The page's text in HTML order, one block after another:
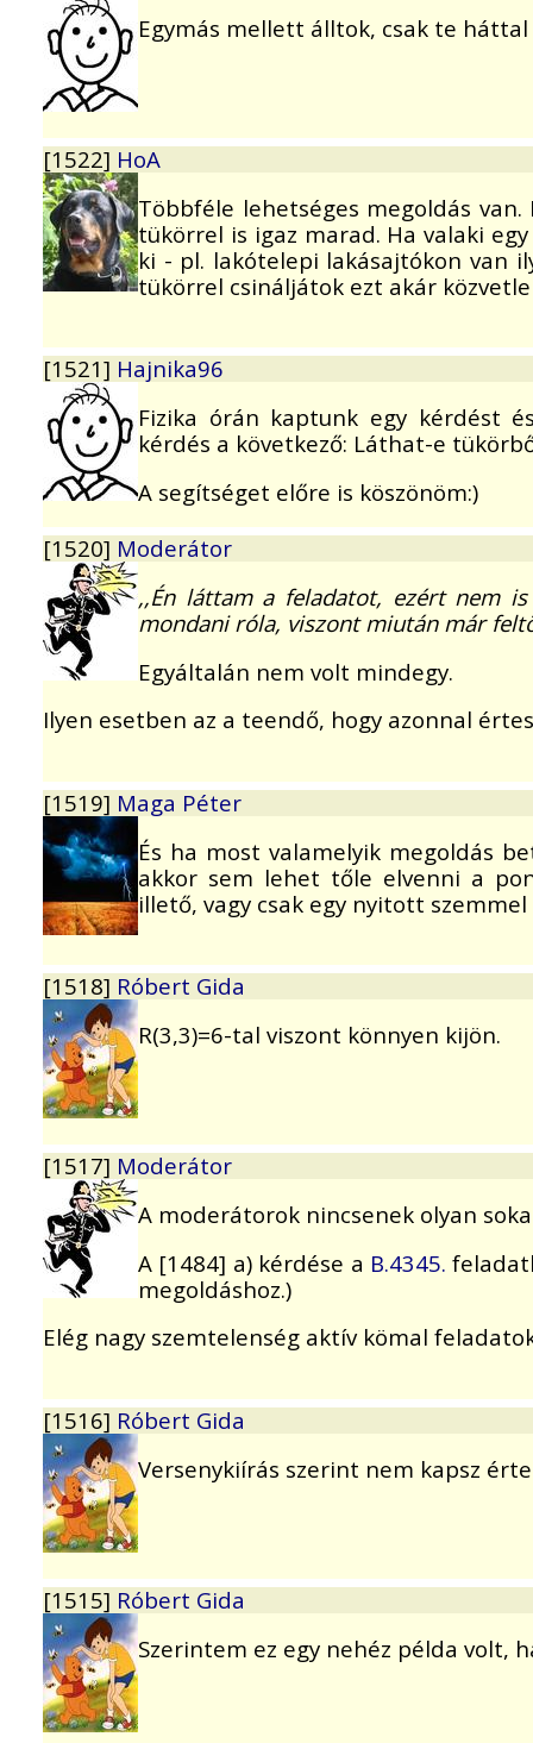
Egymás mellett álltok, csak te
[1522] HoA
Többféle lehetséges megoldás
tükörrel is igaz marad. Ha valaki
ki - pl. lakótelepi lakásajtókon van
tükörrel csináljátok ezt akár
[1521] Hajnika96
Fizika órán kaptunk egy kérdést
kérdés a következő: Láthat-e
A segítséget előre is köszönöm:)
[1520] Moderátor
,,Én láttam a feladatot, ezért nem
mondani róla, viszont miután már
Egyáltalán nem volt mindegy.
Ilyen esetben az a teendő, hogy azonnal
[1519] Maga Péter
És ha most valamelyik megoldás
akkor sem lehet tőle elvenni a
illető, vagy csak egy nyitott
[1518] Róbert Gida
R(3,3)=6-tal viszont könnyen kijön.
[1517] Moderátor
A moderátorok nincsenek olyan
A [1484] a) kérdése a B.4345.
megoldáshoz.)
Elég nagy szemtelenség aktív kömal
[1516] Róbert Gida
Versenykiírás szerint nem kapsz
[1515] Róbert Gida
Szerintem ez egy nehéz példa volt,